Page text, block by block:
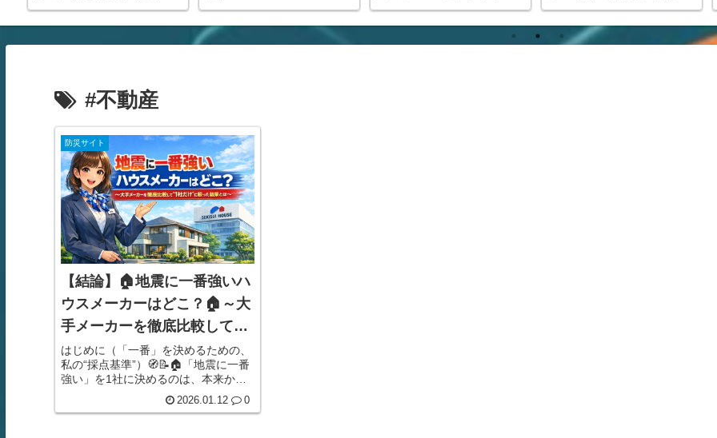
#不動産
防災サイト
【結論】🏠地震に一番強いハ
ウスメーカーはどこ？🏠～大
手メーカーを徹底比較して“1
社だけ”に絞った結果とは～
🔎
はじめに（「一番」を決めるための、
私の“採点基準”）🧭📝🏠「地震に一番
強い」を1社に決めるのは、本来かな
り危険です。なぜなら、家はメーカー
名だけでは強さが決まらないからで
2026.01.12 0